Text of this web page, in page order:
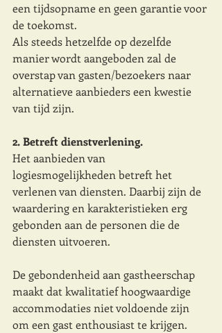
een tijdsopname en geen garantie voor
de toekomst.
Als steeds hetzelfde op dezelfde
manier wordt aangeboden zal de
overstap van gasten/bezoekers naar
alternatieve aanbieders een kwestie
van tijd zijn.
2. Betreft dienstverlening.
Het aanbieden van
logiesmogelijkheden betreft het
verlenen van diensten. Daarbij zijn de
waardering en karakteristieken erg
gebonden aan de personen die de
diensten uitvoeren.
De gebondenheid aan gastheerschap
maakt dat kwalitatief hoogwaardige
accommodaties niet voldoende zijn
om een gast enthousiast te krijgen.